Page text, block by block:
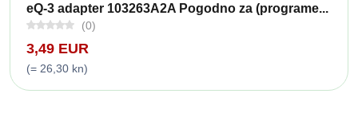
eQ-3 adapter 103263A2A Pogodno za (programe...
(0)
3,49 EUR
(= 26,30 kn)